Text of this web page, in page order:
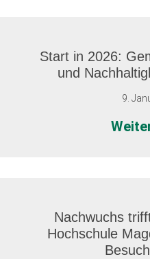
Start in 2026:
und
9.
Nachwuchs
Hochschule